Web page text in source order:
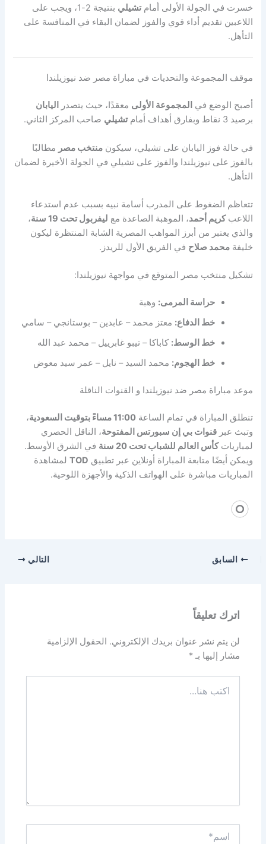
خسرت في الجولة الأولى أمامتشيلي
بنتيجة 2-1، ويجب على
اللاعبين تقديم أداء قوي والفوز لضمان البقاء في المنافسة على
التأهل.
موقف المجموعة والتحديات في مباراة مصر ضد نيوزيلندا
أصبح الوضع في المجموعة الأولى معقدًا، حيث يتصدر
اليابان
برصيد 3 نقاط وبفارق أهداف أمام
تشيلي صاحب المركز الثاني.
في حالة فوز اليابان على تشيلي، سيكونمنتخب مصر مطالبًا
بالفوز على نيوزيلندا والفوز على تشيلي في الجولة الأخيرة لضمان
التأهل.
تتعاظم الضغوط على المدرب أسامة نبيه بسبب عدم استدعاء
اللاعبكريم أحمد، الموهبة الصاعدة مع ليفربول تحت 19 سنة
،
والذي يعتبر من أبرز المواهب المصرية الشابة المنتظرة ليكون
خليفةمحمد صلاح في الفريق الأول للريدز.
تشكيل منتخب مصر المتوقع في مواجهة نيوزيلندا:
حراسة المرمى: وهبة
خط الدفاع: معتز محمد – عابدين – بوستانجي – سامي
خط الوسط: كاباكا – تيبو غابرييل – محمد عبد الله
خط الهجوم: محمد السيد – نايل – عمر سيد معوض
موعد مباراة مصر ضد نيوزيلندا و القنوات الناقلة
تنطلق المباراة في تمام الساعة11:00 مساءً بتوقيت السعودية
،
وتبث عبرقنوات بي إن سبورتس المفتوحة، الناقل الحصري
لمبارياتكأس العالم للشباب تحت 20 سنة
في الشرق الأوسط.
ويمكن أيضًا متابعة المباراة أونلاين عبر تطبيق TOD لمشاهدة
المباريات مباشرة على الهواتف الذكية والأجهزة اللوحية.
السابق التالي
اترك تعليقاً
لن يتم نشر عنوان بريدك الإلكتروني. الحقول الإلزامية
مشار إليها بـ*
هنا...